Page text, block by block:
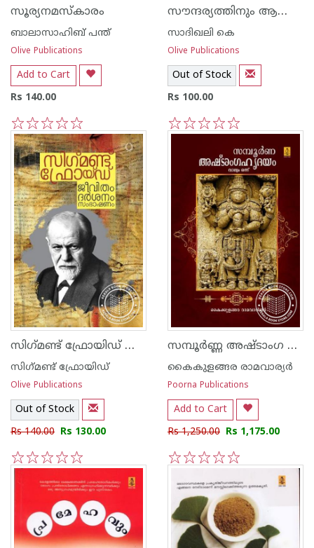
സൂര്യനമസ്കാരം
ബാലാസാഹിബ് പന്ത്
Olive Publications
Add to Cart
Rs 140.00
5
4
3
2
1
സൗന്ദര്യത്തിനും ആരോഗ്യത്തിനും ബോഡിബില്‍ഡിംഗ്
സാദിഖലി കെ
Olive Publications
Out of Stock
Rs 100.00
5
4
3
2
1
സിഗ്‌മണ്ട് ഫ്രോയിഡ് ജീവിതം ദര്‍ശനം സംഭാഷണം
സിഗ്‌മണ്ട് ഫ്രോയിഡ്
Olive Publications
Out of Stock
Rs 140.00 Rs 130.00
5
4
3
2
1
സമ്പൂര്‍ണ്ണ അഷ്‌ടാംഗ ഹൃദയം - ഭാഗം 1
കൈകുളങ്ങര രാമവാര്യര്‍
Poorna Publications
Add to Cart
Rs 1,250.00 Rs 1,175.00